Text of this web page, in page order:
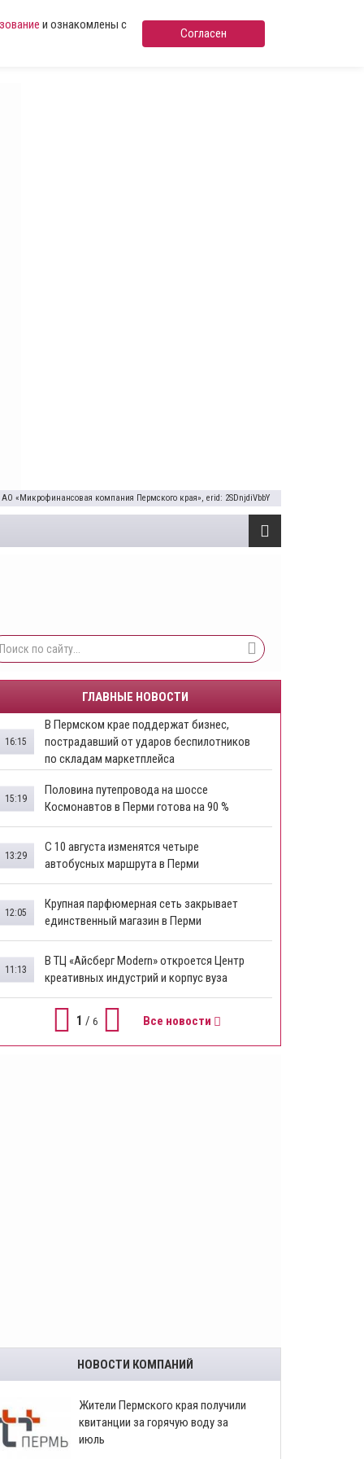
и ознакомлены с
Согласен
«Микрофинансовая компания Пермского края», erid: 2SDnjdiVbbY
ГЛАВНЫЕ НОВОСТИ
​В Пермском крае поддержат бизнес,
пострадавший от ударов беспилотников
по складам маркетплейса
16:15
​Половина путепровода на шоссе
Космонавтов в Перми готова на 90 %
15:19
​С 10 августа изменятся четыре
автобусных маршрута в Перми
13:29
​Крупная парфюмерная сеть закрывает
единственный магазин в Перми
12:05
​В ТЦ «Айсберг Modern» откроется Центр
креативных индустрий и корпус вуза
11:13
1 / 6 Все новости
НОВОСТИ КОМПАНИЙ
​Жители Пермского края получили
квитанции за горячую воду за
июль